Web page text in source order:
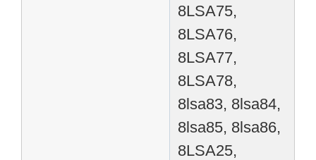
8LSA75,
8LSA76,
8LSA77,
8LSA78,
8lsa83, 8lsa84,
8lsa85, 8lsa86,
8LSA25,